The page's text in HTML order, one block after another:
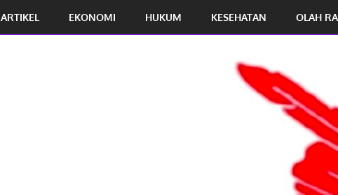
ARTIKEL EKONOMI HUKUM KESEHATAN OLAH